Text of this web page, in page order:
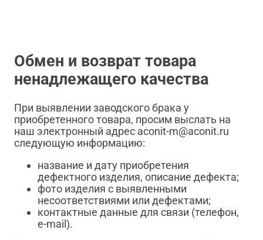
Обмен и возврат товара
ненадлежащего качества
При выявлении заводского брака у
приобретенного товара, просим выслать на
наш электронный адрес aconit-m@aconit.ru
следующую информацию:
название и дату приобретения
дефектного изделия, описание дефекта;
фото изделия с выявленными
несоответствиями или дефектами;
контактные данные для связи (телефон,
e-mail).